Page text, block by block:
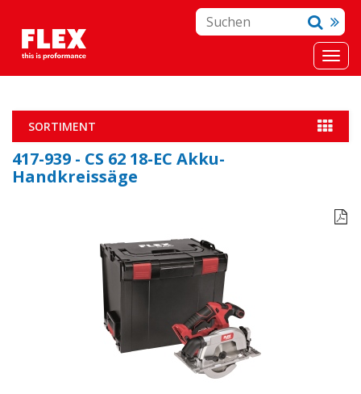
SORTIMENT
417-939 - CS 62 18-EC Akku-
Handkreissäge
